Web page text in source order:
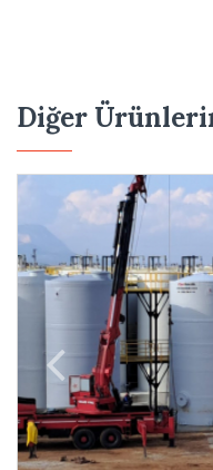
Diğer